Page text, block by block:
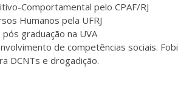
Comportamental pelo CPAF/RJ
Humanos pela UFRJ
graduação na UVA
de competências sociais.
DCNTs e drogadição.